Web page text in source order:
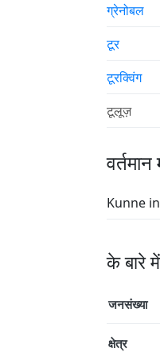
ग्रेनोबल
टूर
टूरक्विंग
टूलूज़
Kunne
के बारे
जनसंख्या
क्षेत्र